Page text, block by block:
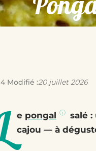
·Modifié :20 juillet 2026
e pongal
salé
cajou — à